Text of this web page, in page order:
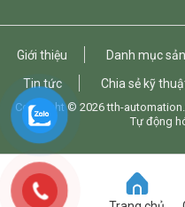
Giới thiệu Danh mục
Tin tức
Chia sẻ kỹ
Copyright © 2026tth-
Tự động